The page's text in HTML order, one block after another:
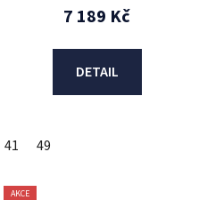
7 189 Kč
DETAIL
41 49
AKCE